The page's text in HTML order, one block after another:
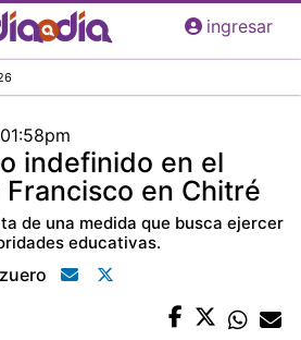
Pasar
al
principal
ingresar
indefinido en el
Francisco en Chitré
de una medida que busca ejercer
educativas.